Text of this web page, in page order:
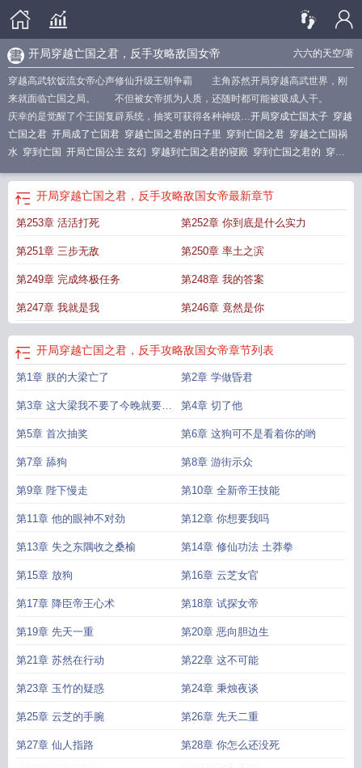
六六的天空/著
开局穿越亡国之君，反手攻略敌国女帝
穿越高武软饭流女帝心声修仙升级王朝争霸 主角苏然开局穿越高武世界，刚
来就面临亡国之局。 不但被女帝抓为人质，还随时都可能被吸成人干。
庆幸的是觉醒了个王国复辟系统，抽奖可获得各种神级…开局穿成亡国太子 穿越
亡国之君 开局成了亡国君 穿越亡国之君的日子里 穿到亡国之君 穿越之亡国祸
水 穿到亡国 开局亡国公主 玄幻 穿越到亡国之君的寝殿 穿到亡国之君的 穿越
国女帝免费阅读
穿越之亡国公主 开局亡国我带六十三名女囚
君 开局亡国虐文剧情
国之君开局迎娶亡国女帝高清完整
开局穿越亡国之君，反手攻略敌国女帝最新章节
第253章 活活打死 第252章 你到底是什么实力
第251章 三步无敌 第250章 率土之滨
第249章 完成终极任务 第248章 我的答案
第247章 我就是我 第246章 竟然是你
开局穿越亡国之君，反手攻略敌国女帝章节列表
第1章 朕的大梁亡了 第2章 学做昏君
第3章 这大梁我不要了今晚就要吃
溜溜梅
第4章 切了他
第5章 首次抽奖 第6章 这狗可不是看着你的哟
第7章 舔狗 第8章 游街示众
第9章 陛下慢走 第10章 全新帝王技能
第11章 他的眼神不对劲 第12章 你想要我吗
第13章 失之东隅收之桑榆 第14章 修仙功法 土莽拳
第15章 放狗 第16章 云芝女官
第17章 降臣帝王心术 第18章 试探女帝
第19章 先天一重 第20章 恶向胆边生
第21章 苏然在行动 第22章 这不可能
第23章 玉竹的疑惑 第24章 秉烛夜谈
第25章 云芝的手腕 第26章 先天二重
第27章 仙人指路 第28章 你怎么还没死